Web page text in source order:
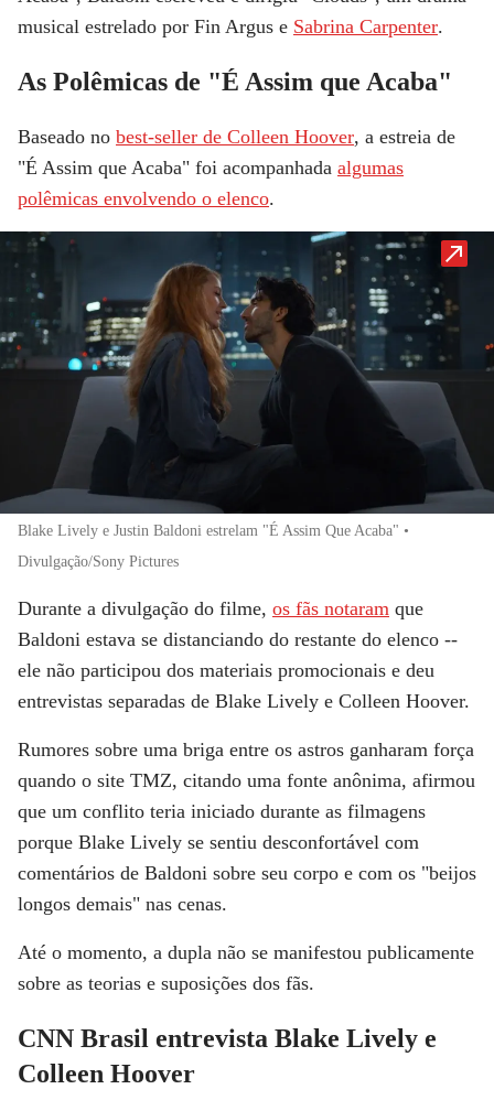
musical estrelado por Fin Argus e Sabrina Carpenter.
As Polêmicas de "É Assim que Acaba"
Baseado no best-seller de Colleen Hoover, a estreia de
"É Assim que Acaba" foi acompanhada algumas
polêmicas envolvendo o elenco.
Blake Lively e Justin Baldoni estrelam "É Assim Que Acaba" •
Divulgação/Sony Pictures
Durante a divulgação do filme, os fãs notaram que
Baldoni estava se distanciando do restante do elenco --
ele não participou dos materiais promocionais e deu
entrevistas separadas de Blake Lively e Colleen Hoover.
Rumores sobre uma briga entre os astros ganharam força
quando o site TMZ, citando uma fonte anônima, afirmou
que um conflito teria iniciado durante as filmagens
porque Blake Lively se sentiu desconfortável com
comentários de Baldoni sobre seu corpo e com os "beijos
longos demais" nas cenas.
Até o momento, a dupla não se manifestou publicamente
sobre as teorias e suposições dos fãs.
CNN Brasil entrevista Blake Lively e
Colleen Hoover